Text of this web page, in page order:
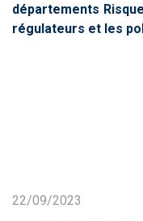
départements
régulateurs et les
22/09/2023